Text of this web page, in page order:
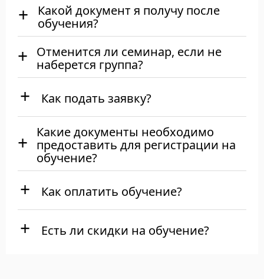
Какой документ я получу после
обучения?
Отменится ли семинар, если не
наберется группа?
Как подать заявку?
Какие документы необходимо
предоставить для регистрации на
обучение?
Как оплатить обучение?
Есть ли скидки на обучение?